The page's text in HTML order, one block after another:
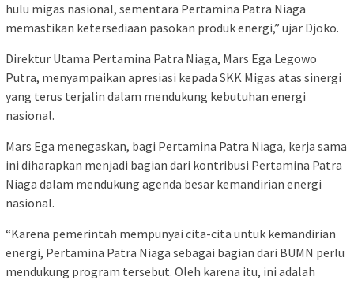
hulu migas nasional, sementara Pertamina Patra Niaga
memastikan ketersediaan pasokan produk energi,” ujar Djoko.
Direktur Utama Pertamina Patra Niaga, Mars Ega Legowo
Putra, menyampaikan apresiasi kepada SKK Migas atas sinergi
yang terus terjalin dalam mendukung kebutuhan energi
nasional.
Mars Ega menegaskan, bagi Pertamina Patra Niaga, kerja sama
ini diharapkan menjadi bagian dari kontribusi Pertamina Patra
Niaga dalam mendukung agenda besar kemandirian energi
nasional.
“Karena pemerintah mempunyai cita-cita untuk kemandirian
energi, Pertamina Patra Niaga sebagai bagian dari BUMN perlu
mendukung program tersebut. Oleh karena itu, ini adalah